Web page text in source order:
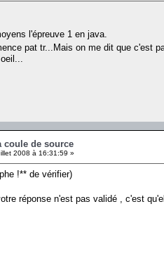
l'épreuve 1 en java.
pat tr...Mais on me dit que c'est
coule de source
2008 à 16:31:59 »
!** de vérifier)
réponse n'est pas validé , c'est